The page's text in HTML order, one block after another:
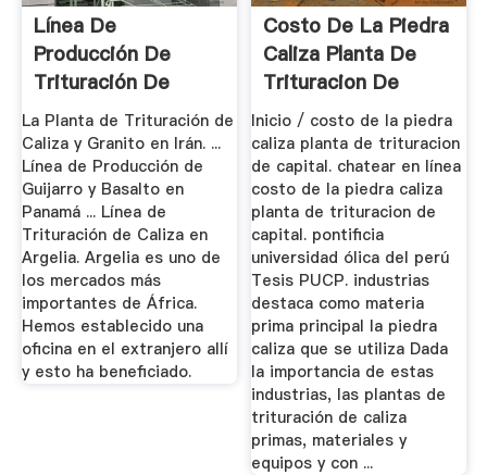
Línea De
Producción De
Trituración De
Piedra Caliza, Venta
...
La Planta de Trituración de
Caliza y Granito en Irán. ...
Línea de Producción de
Guijarro y Basalto en
Panamá ... Línea de
Trituración de Caliza en
Argelia. Argelia es uno de
los mercados más
importantes de África.
Hemos establecido una
oficina en el extranjero allí
y esto ha beneficiado.
Costo De La Piedra
Caliza Planta De
Trituracion De
Capital
Inicio / costo de la piedra
caliza planta de trituracion
de capital. chatear en línea
costo de la piedra caliza
planta de trituracion de
capital. pontificia
universidad ólica del perú
Tesis PUCP. industrias
destaca como materia
prima principal la piedra
caliza que se utiliza Dada
la importancia de estas
industrias, las plantas de
trituración de caliza
primas, materiales y
equipos y con ...